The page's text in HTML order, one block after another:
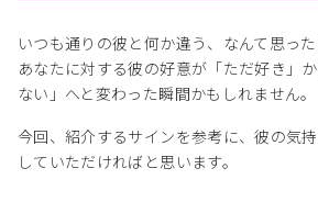
いつも通りの彼と何か違う、なんて思っ
あなたに対する彼の好意が「ただ好き」
ない」へと変わった瞬間かもしれません。
今回、紹介するサインを参考に、彼の気
していただければと思います。